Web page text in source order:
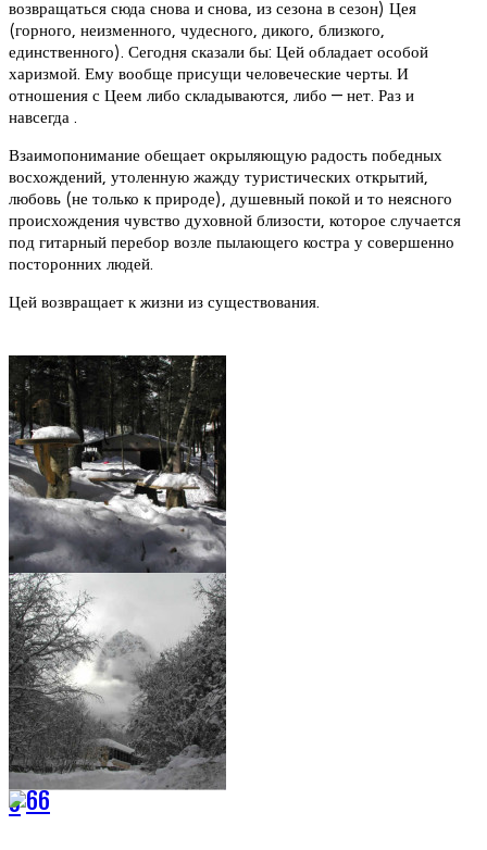
возвращаться сюда снова и снова, из сезона в сезон) Цея
(горного, неизменного, чудесного, дикого, близкого,
единственного). Сегодня сказали бы: Цей обладает особой
харизмой. Ему вообще присущи человеческие черты. И
отношения с Цеем либо складываются, либо — нет. Раз и
навсегда .
Взаимопонимание обещает окрыляющую радость победных
восхождений, утоленную жажду туристических открытий,
любовь (не только к природе), душевный покой и то неясного
происхождения чувство духовной близости, которое случается
под гитарный перебор возле пылающего костра у совершенно
посторонних людей.
Цей возвращает к жизни из существования.
4
5 6